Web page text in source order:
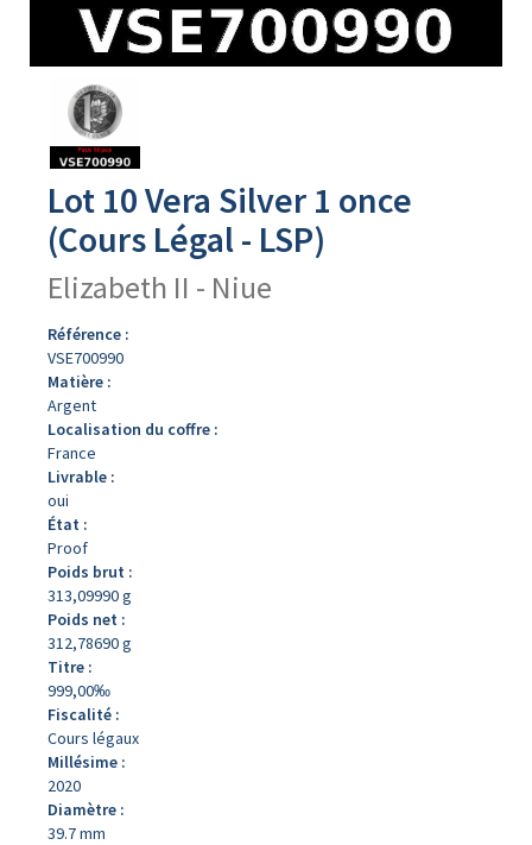
produit
Lot 10 Vera Silver 1 once
(Cours Légal - LSP)
Elizabeth II - Niue
Référence :
VSE700990
Matière :
Argent
Localisation du coffre :
France
Livrable :
oui
État :
Proof
Poids brut :
313,09990 g
Poids net :
312,78690 g
Titre :
999,00‰
Fiscalité :
Cours légaux
Millésime :
2020
Diamètre :
39.7 mm